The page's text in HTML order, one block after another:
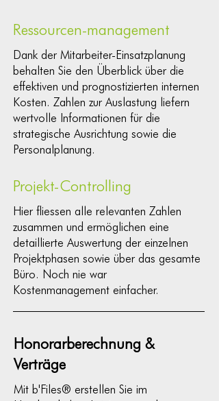
Ressourcen-management
Dank der Mitarbeiter-Einsatzplanung
behalten Sie den Überblick über die
effektiven und prognostizierten internen
Kosten. Zahlen zur Auslastung liefern
wertvolle Informationen für die
strategische Ausrichtung sowie die
Personalplanung.
Projekt-Controlling
Hier fliessen alle relevanten Zahlen
zusammen und ermöglichen eine
detaillierte Auswertung der einzelnen
Projektphasen sowie über das gesamte
Büro. Noch nie war
Kostenmanagement einfacher.
Honorarberechnung &
Verträge
Mit b'Files® erstellen Sie im